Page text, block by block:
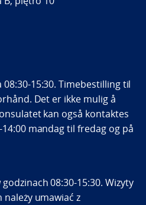
15:30. Timebestilling til
Det er ikke mulig å
kan også kontaktes
mandag til fredag og på
08:30-15:30. Wizyty
umawiać z